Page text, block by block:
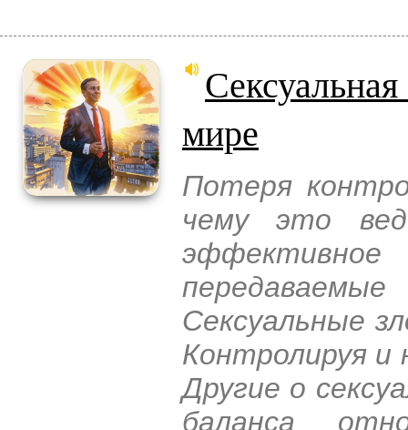
мире
Потеря
чему это
Сексуальные
Контролируя и
Другие о
баланса